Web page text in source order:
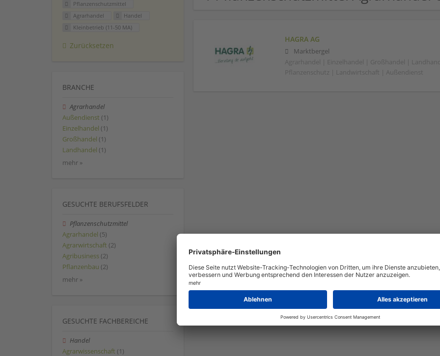
HAGRA AG
Marktbergel
Agrarhandel | Einzelhandel | Großhandel |
Pflanzenschutz | Landwirtschaft | Außendienst
Pflanzenschutzmittel
Agrarhandel
Handel
Kleinbetrieb (11-50 MA)
Zurücksetzen
BRANCHE
Agrarhandel
Außendienst (1)
Einzelhandel (1)
Großhandel (1)
Landhandel (1)
mehr »
GESUCHTE BERUFSFELDER
Pflanzenschutzmittel
Agrarhandel (5)
Agrarwirtschaft (2)
Agribusiness (2)
Pflanzenbau (2)
mehr »
GESUCHTE FACHBEREICHE
Handel
Agrarwissenschaft (1)